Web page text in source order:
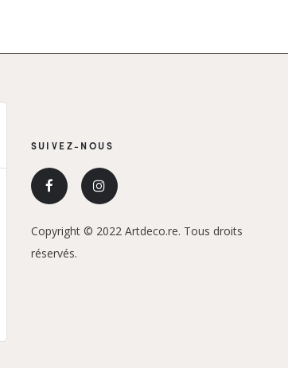
SUIVEZ-NOUS
Copyright © 2022 Artdeco.re. Tous droits
réservés.